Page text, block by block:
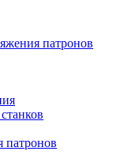
патронов
патронов